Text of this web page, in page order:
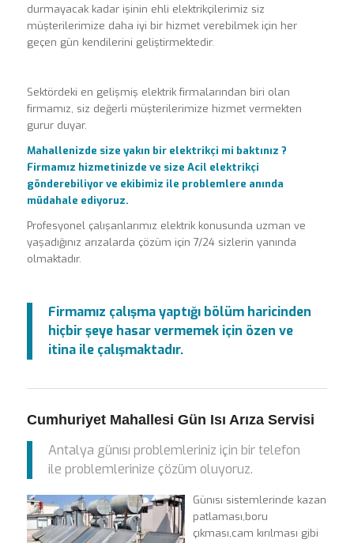
durmayacak kadar işinin ehli elektrikçilerimiz siz
müşterilerimize daha iyi bir hizmet verebilmek için her
geçen gün kendilerini geliştirmektedir.
Sektördeki en gelişmiş elektrik firmalarından biri olan
firmamız, siz değerli müşterilerimize hizmet vermekten
gurur duyar.
Mahallenizde size yakın bir elektrikçi mi baktınız ?
Firmamız hizmetinizde ve size Acil elektrikçi
gönderebiliyor ve ekibimiz ile problemlere anında
müdahale ediyoruz.
Profesyonel çalışanlarımız elektrik konusunda uzman ve
yaşadığınız arızalarda çözüm için 7/24 sizlerin yanında
olmaktadır.
Firmamız çalışma yaptığı bölüm haricinden
hiçbir şeye hasar vermemek için özen ve
itina ile çalışmaktadır.
Cumhuriyet Mahallesi Gün Isı Arıza Servisi
Antalya günısı problemleriniz için bir telefon
ile problemlerinize çözüm oluyoruz.
Günısı sistemlerinde kazan
patlaması,boru
çıkması,cam kırılması gibi